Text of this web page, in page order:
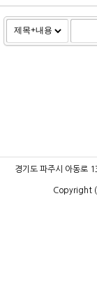
경기도 파주시 아동로
Copyright